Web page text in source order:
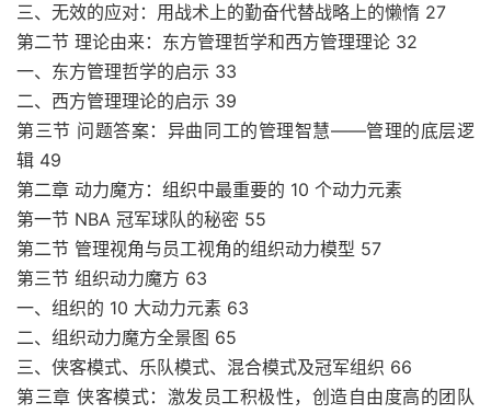
三、无效的应对：用战术上的勤奋代替战略上的懒惰 27
第二节 理论由来：东方管理哲学和西方管理理论 32
一、东方管理哲学的启示 33
二、西方管理理论的启示 39
第三节 问题答案：异曲同工的管理智慧――管理的底层逻
辑 49
第二章 动力魔方：组织中最重要的 10 个动力元素
第一节 NBA 冠军球队的秘密 55
第二节 管理视角与员工视角的组织动力模型 57
第三节 组织动力魔方 63
一、组织的 10 大动力元素 63
二、组织动力魔方全景图 65
三、侠客模式、乐队模式、混合模式及冠军组织 66
第三章 侠客模式：激发员工积极性，创造自由度高的团队